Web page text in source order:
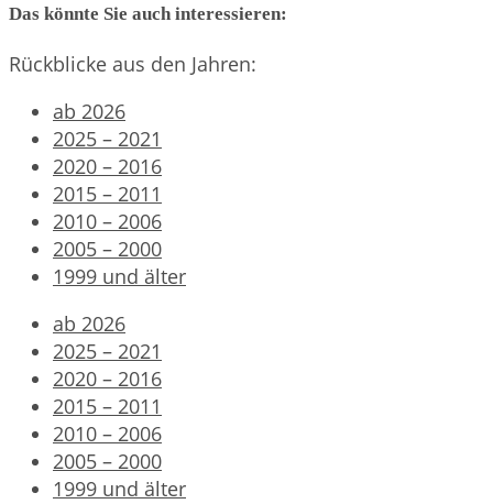
Das könnte Sie auch interessieren:
Rückblicke aus den Jahren:
ab 2026
2025 – 2021
2020 – 2016
2015 – 2011
2010 – 2006
2005 – 2000
1999 und älter
ab 2026
2025 – 2021
2020 – 2016
2015 – 2011
2010 – 2006
2005 – 2000
1999 und älter